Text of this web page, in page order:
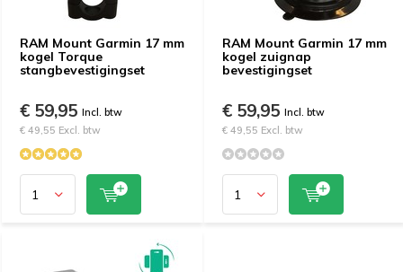
RAM Mount Garmin 17 mm
kogel Torque
stangbevestigingset
€ 59,95 Incl. btw
€ 49,55 Excl. btw
RAM Mount Garmin 17 mm
kogel zuignap
bevestigingset
€ 59,95 Incl. btw
€ 49,55 Excl. btw